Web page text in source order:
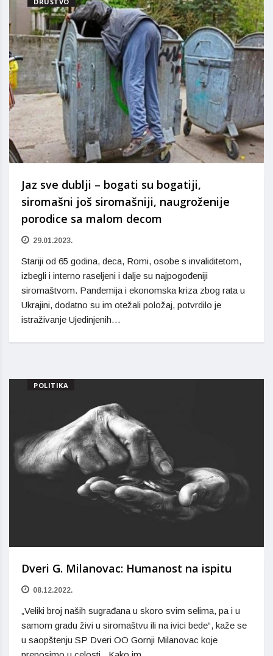
Jaz sve dublji – bogati su bogatiji,
siromašni još siromašniji, naugroženije
porodice sa malom decom
29.01.2023.
Stariji od 65 godina, deca, Romi, osobe s invaliditetom,
izbegli i interno raseljeni i dalje su najpogođeniji
siromaštvom. Pandemija i ekonomska kriza zbog rata u
Ukrajini, dodatno su im otežali položaj, potvrdilo je
istraživanje Ujedinjenih…
POLITIKA
Dveri G. Milanovac: Humanost na ispitu
08.12.2022.
„Veliki broj naših sugrađana u skoro svim selima, pa i u
samom gradu živi u siromaštvu ili na ivici bede“, kaže se
u saopštenju SP Dveri OO Gornji Milanovac koje